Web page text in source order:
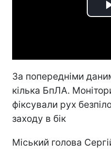
За попередніми
кілька БпЛА.
фіксували рух
заходу в бік
Міський голова